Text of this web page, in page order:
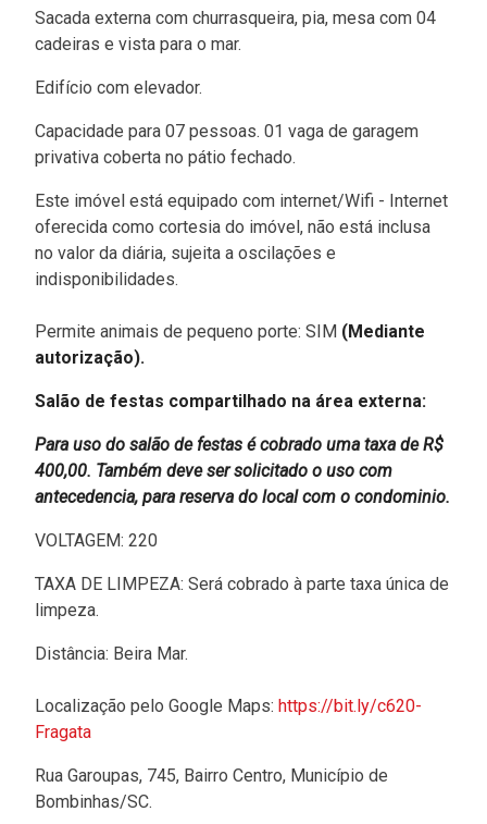
Sacada externa com churrasqueira, pia, mesa com 04
cadeiras e vista para o mar.
Edifício com elevador.
Capacidade para 07 pessoas. 01 vaga de garagem
privativa coberta no pátio fechado.
Este imóvel está equipado com internet/Wifi - Internet
oferecida como cortesia do imóvel, não está inclusa
no valor da diária, sujeita a oscilações e
indisponibilidades.
Permite animais de pequeno porte: SIM (Mediante
autorização).
Salão de festas compartilhado na área externa:
Para uso do salão de festas é cobrado uma taxa de R$
400,00. Também deve ser solicitado o uso com
antecedencia, para reserva do local com o condominio.
VOLTAGEM: 220
TAXA DE LIMPEZA: Será cobrado à parte taxa única de
limpeza.
Distância: Beira Mar.
Localização pelo Google Maps: https://bit.ly/c620-
Fragata
Rua Garoupas, 745, Bairro Centro, Município de
Bombinhas/SC.